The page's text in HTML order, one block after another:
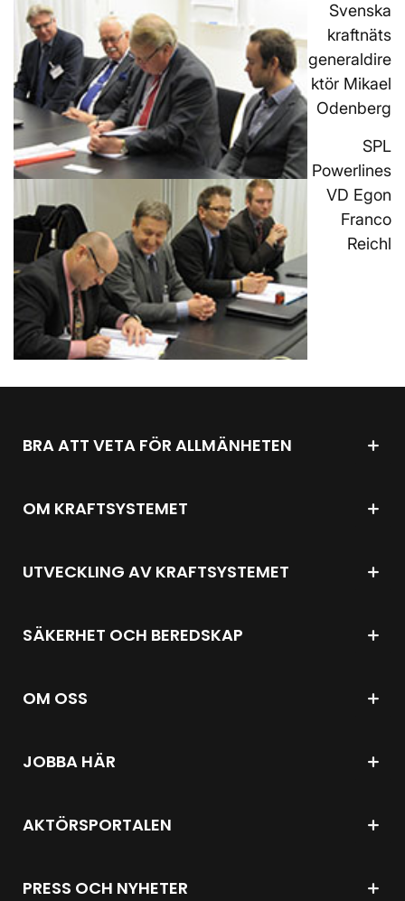
Svenska
kraftnäts
generaldire
ktör Mikael
Odenberg
SPL
Powerlines
VD Egon
Franco
Reichl
BRA ATT VETA FÖR ALLMÄNHETEN
OM KRAFTSYSTEMET
UTVECKLING AV KRAFTSYSTEMET
SÄKERHET OCH BEREDSKAP
OM OSS
JOBBA HÄR
AKTÖRSPORTALEN
PRESS OCH NYHETER